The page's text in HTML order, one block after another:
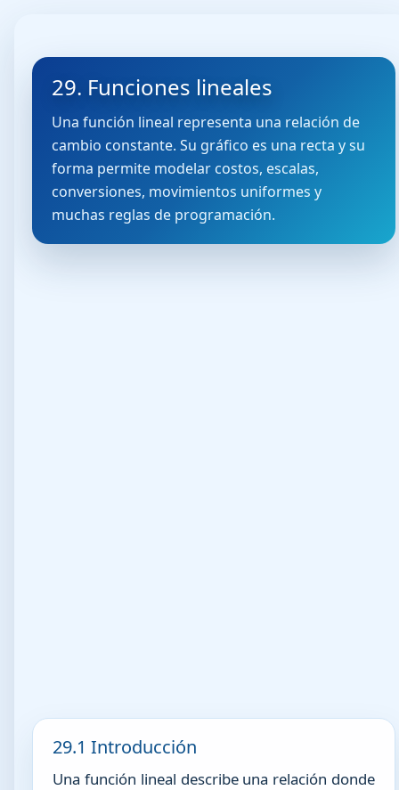
29. Funciones lineales
Una función lineal representa una relación de
cambio constante. Su gráfico es una recta y su
forma permite modelar costos, escalas,
conversiones, movimientos uniformes y
muchas reglas de programación.
29.1 Introducción
Una función lineal describe una relación donde